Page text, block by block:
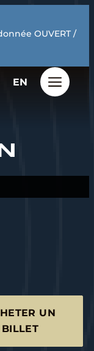
OUVERT /
EN
UN
BILLET